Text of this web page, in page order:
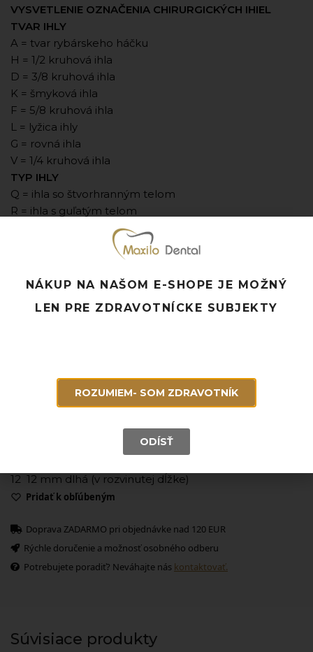
VYSVETLENIE OZNAČENIA CHIRURGICKÝCH IHIEL
TVAR IHLY
A = tvar rybárskeho háčku
H = 1/2 kruhová ihla
D = 3/8 kruhová ihla
K = šmyková ihla
F = 5/8 kruhová ihla
L = lyžica ihly
G = rovná ihla
V = 1/4 kruhová ihla
TYP IHLY
Q = ihla so štvorhranným telom
R = ihla s guľatým telom
ŠPECIÁLNE VLASTNOSTI
L = špička lancety
S = tenký rez
F = jemná ihla
M = mikrošpica
X = extra silná
12 12 mm dlhá (v rozvinutej dĺžke)
Pridať k obľúbeným
Doprava ZADARMO pri objednávke nad 120 EUR
Rýchle doručenie a možnosť osobného odberu
Potrebujete poradiť? Neváhajte nás kontaktovať.
Súvisiace produkty
NÁKUP NA NAŠOM E-SHOPE JE MOŽNÝ
LEN PRE ZDRAVOTNÍCKE SUBJEKTY
ROZUMIEM- SOM ZDRAVOTNÍK
ODÍSŤ